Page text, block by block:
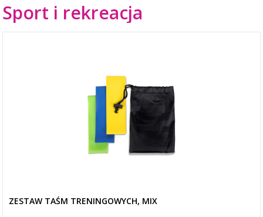
Sport i rekreacja
ZESTAW TAŚM TRENINGOWYCH, MIX